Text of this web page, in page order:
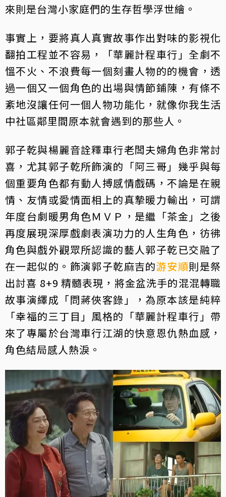
來則是台灣小家庭們的生存哲學浮世繪。
事實上，要將真人真實故事作出對味的影視化
翻拍工程並不容易，「華麗計程車行」全劇不
慍不火、不浪費每一個刻畫人物的的機會，透
過一個又一個角色的出場與情節鋪陳，有條不
紊地沒讓任何一個人物功能化，就像你我生活
中社區鄰里間原本就會遇到的那些人。
郭子乾與楊麗音詮釋車行老闆夫婦角色非常討
喜，尤其郭子乾所飾演的「阿三哥」幾乎與每
個重要角色都有動人搏感情戲碼，不論是在親
情、友情或愛情面相上的真摯暖力輸出，可謂
年度台劇暖男角色ＭＶＰ，是繼「茶金」之後
再度展現深厚戲劇表演功力的人生角色，彷彿
角色與戲外觀眾所認識的藝人郭子乾已交融了
在一起似的。飾演郭子乾麻吉的游安順則是祭
出討喜 8+9 精髓表現，將金盆洗手的混混轉職
故事演繹成「問蔣俠客錄」，為原本該是純粹
「幸福的三丁目」風格的「華麗計程車行」帶
來了專屬於台灣車行江湖的快意恩仇熱血感，
角色結局感人熱淚。